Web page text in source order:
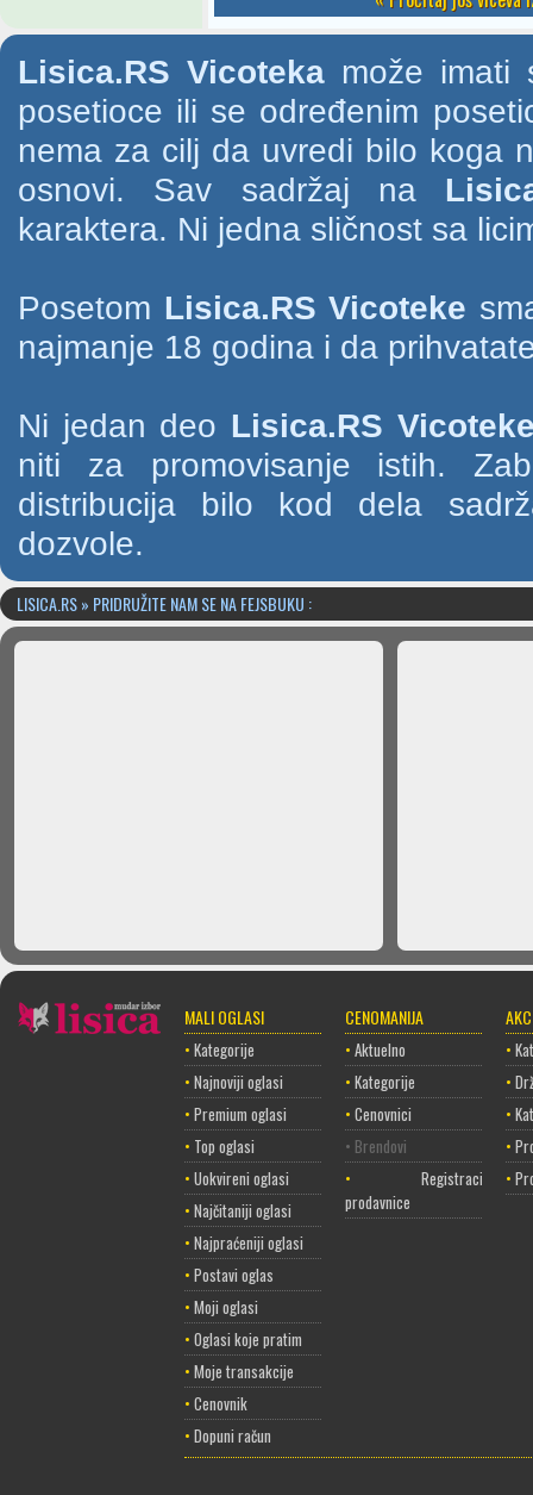
Lisica.RS Vicotekamože imati
posetioce ili se određenim
nema za cilj da uvredi bilo koga
osnovi. Sav sadržaj na
karaktera. Ni jedna sličnost sa
Posetom Lisica.RS Vicoteke
najmanje 18 godina i da
Ni jedan deo Lisica.RS
niti za promovisanje istih.
distribucija bilo kod dela
dozvole.
LISICA.RS » PRIDRUŽITE NAM SE NA FEJSBUKU :
MALI OGLASI
• Kategorije
• Najnoviji oglasi
• Premium oglasi
• Top oglasi
• Uokvireni oglasi
• Najčitaniji oglasi
• Najpraćeniji oglasi
• Postavi oglas
• Moji oglasi
• Oglasi koje pratim
• Moje transakcije
• Cenovnik
• Dopuni račun
CENOMANIJA
• Aktuelno
• Kategorije
• Cenovnici
• Brendovi
• Registracija
prodavnice
•
•
•
•
•